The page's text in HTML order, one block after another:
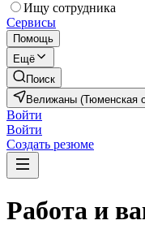
Ищу сотрудника
Сервисы
Помощь
Ещё
Поиск
Велижаны (Тюменская
Войти
Войти
Создать резюме
Работа и